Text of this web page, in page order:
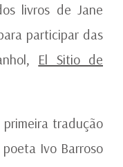
livros de Jane
participar das
El Sitio de
tradução
Ivo Barroso